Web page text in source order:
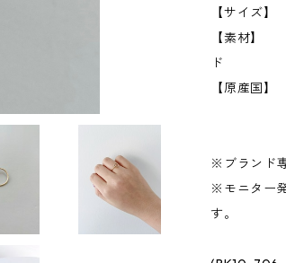
【サイ
【素材】
ド
【原産国
※ブランド
※モニター
す。